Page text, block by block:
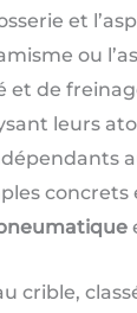
et
ou
et de
leurs
crible,